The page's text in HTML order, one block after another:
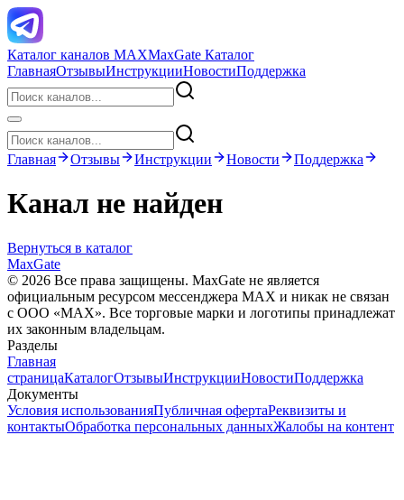
Каталог каналов MAXMaxGate Каталог
ГлавнаяОтзывыИнструкцииНовостиПоддержка
Главная Отзывы Инструкции Новости Поддержка
Канал не найден
Вернуться в каталог
MaxGate
© 2026 Все права защищены. MaxGate не является
официальным ресурсом мессенджера MAX и никак не связан
с ООО «МАХ». Все торговые марки и логотипы принадлежат
их законным владельцам.
Разделы
Главная
страницаКаталогОтзывыИнструкцииНовостиПоддержка
Документы
Условия использованияПубличная офертаРеквизиты и
контактыОбработка персональных данныхЖалобы на контент